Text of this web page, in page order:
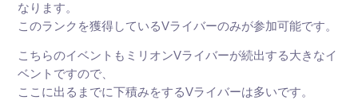
なります。
このランクを獲得しているVライバーのみが参加可能です。
こちらのイベントもミリオンVライバーが続出する大きなイ
ベントですので、
ここに出るまでに下積みをするVライバーは多いです。